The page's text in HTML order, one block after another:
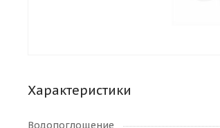
Характеристики
Водопоглощение